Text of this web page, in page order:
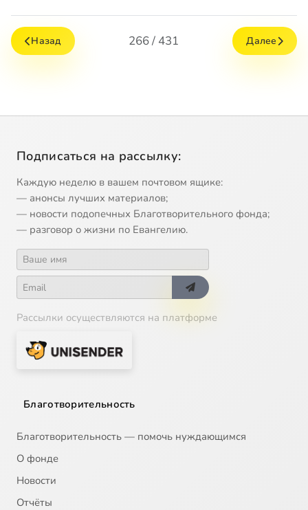
Назад 266 / 431 Далее
Подписаться на рассылку:
Каждую неделю в вашем почтовом ящике:
— анонсы лучших материалов;
— новости подопечных Благотворительного фонда;
— разговор о жизни по Евангелию.
Рассылки осуществляются на платформе
Благотворительность
Благотворительность — помочь нуждающимся
О фонде
Новости
Отчёты